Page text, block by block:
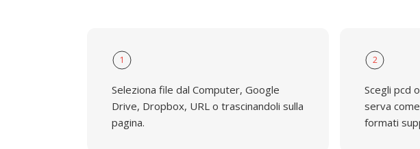
1
Seleziona file dal Computer, Google
Drive, Dropbox, URL o trascinandoli sulla
pagina.
2
Scegli pcd
serva
formati